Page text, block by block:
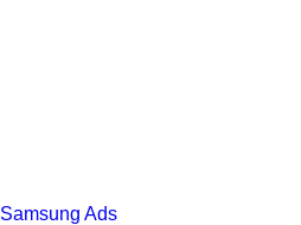
Samsung Ads